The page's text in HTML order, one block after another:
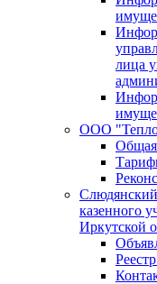
лица
ООО
Общая
Слюдянский
казенного
Иркутской